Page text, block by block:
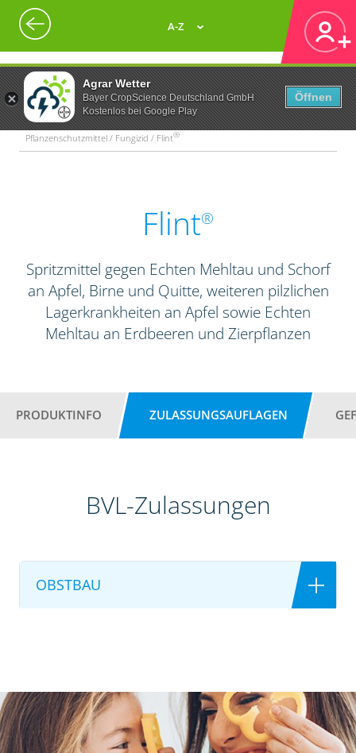
Agrar Wetter
Bayer CropScience Deutschland GmbH
Kostenlos bei Google Play
Öffnen
A-Z
Pflanzenschutzmittel / Fungizid / Flint®
Flint®
Spritzmittel gegen Echten Mehltau und Schorf
an Apfel, Birne und Quitte, weiteren pilzlichen
Lagerkrankheiten an Apfel sowie Echten
Mehltau an Erdbeeren und Zierpflanzen
PRODUKTINFO ZULASSUNGSAUFLAGEN
BVL-Zulassungen
OBSTBAU